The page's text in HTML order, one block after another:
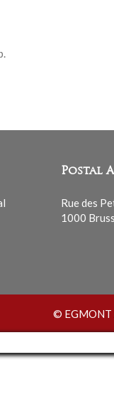
.
Postal
Rue des
1000
© EGMONT